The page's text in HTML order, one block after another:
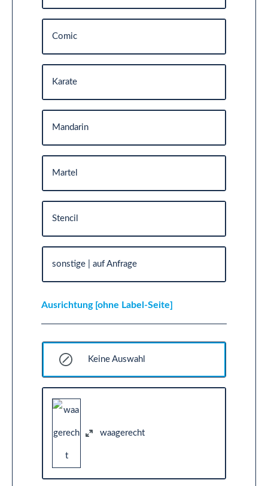
Comic
Karate
Mandarin
Martel
Stencil
sonstige | auf Anfrage
Ausrichtung [ohne Label-Seite]
Keine Auswahl
waagerecht